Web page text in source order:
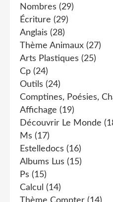
Nombres (29)
Écriture (29)
Anglais (28)
Thème Animaux (27)
Arts Plastiques (25)
Cp (24)
Outils (24)
Comptines, Poésies,
Affichage (19)
Découvrir Le Monde
Ms (17)
Estelledocs (16)
Albums Lus (15)
Ps (15)
Calcul (14)